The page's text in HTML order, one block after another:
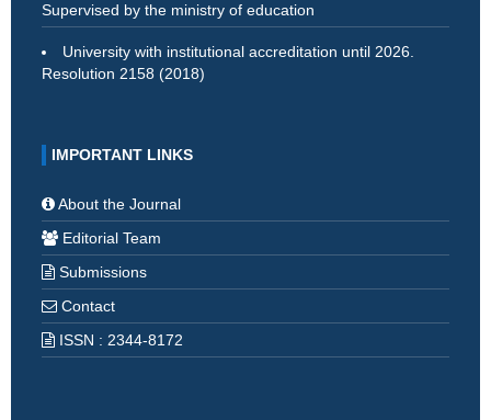
Supervised by the ministry of education
University with institutional accreditation until 2026.
Resolution 2158 (2018)
IMPORTANT LINKS
About the Journal
Editorial Team
Submissions
Contact
ISSN : 2344-8172